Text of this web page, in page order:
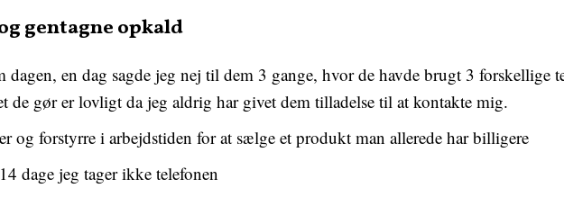
gentagne opkald
dagen, en dag sagde jeg nej til dem 3 gange, hvor de havde brugt 3 forskellige
de gør er lovligt da jeg aldrig har givet dem tilladelse til at kontakte mig.
og forstyrre i arbejdstiden for at sælge et produkt man allerede har billigere
dage jeg tager ikke telefonen